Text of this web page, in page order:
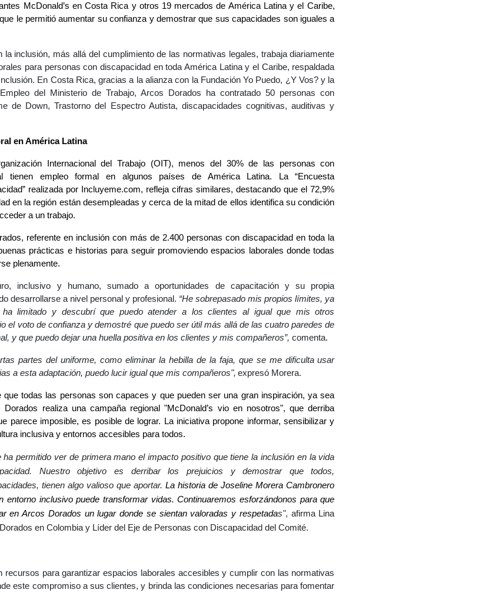
McDonald’s enCosta Rica y otros 19 mercados de América Latina y el Caribe,
le permitió aumentar su confianza y demostrar que sus capacidades son iguales a
inclusión, más allá del cumplimiento de las normativas legales, trabaja diariamente
para personas con discapacidad en toda América Latina y el Caribe, respaldada
En Costa Rica, gracias a la alianza con la Fundación Yo Puedo, ¿Y Vos? y la
del Ministerio de Trabajo, Arcos Dorados ha contratado 50 personas con
de Down, Trastorno del Espectro Autista, discapacidades cognitivas, auditivas y
en América Latina
Internacional del Trabajo (OIT), menos del 30% de las personas con
tienen empleo formal en algunos países de América Latina. La “Encuesta
realizada por Incluyeme.com, refleja cifras similares, destacando que el 72,9%
en la región están desempleadas y cerca de la mitad de ellos identifica su condición
a un trabajo.
referente en inclusión con más de 2.400 personas con discapacidad en toda la
prácticas e historias para seguir promoviendo espacios laborales donde todas
plenamente.
inclusivo y humano, sumado a oportunidades de capacitación y su propia
desarrollarse a nivel personal y profesional. “He sobrepasado mis propios límites, ya
limitado y descubrí que puedo atender a los clientes al igual que mis otros
el voto de confianza y demostré que puedo ser útil más allá de las cuatro paredes de
y que puedo dejar una huella positiva en los clientes y mis compañeros”,comenta.
partes del uniforme, como eliminar la hebilla de la faja, que se me dificulta usar
a esta adaptación, puedo lucir igual que mis compañeros", expresó Morera.
todas las personas son capaces y que pueden ser una gran inspiración, ya sea
realiza una campaña regional "McDonald’s vio en nosotros", que derriba
parece imposible, es posible de lograr. La iniciativa propone informar, sensibilizar y
inclusiva y entornos accesibles para todos.
permitido ver de primera mano el impacto positivo que tiene la inclusión en la vida
Nuestro objetivo es derribar los prejuicios y demostrar que todos,
tienen algo valioso que aportar.La historia de Joseline MoreraCambronero
entorno inclusivo puede transformar vidas. Continuaremos esforzándonos para que
en Arcos Dorados un lugar donde se sientan valoradas y respetadas", afirma Lina
en Colombia y Líder del Eje de Personas con Discapacidad del Comité.
recursos para garantizar espacios laborales accesibles y cumplir con las normativas
este compromiso a sus clientes, y brinda las condiciones necesarias para fomentar